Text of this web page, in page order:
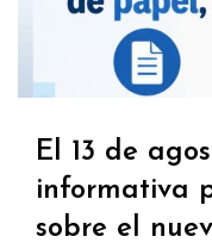
El 13 de
informativa
sobre el